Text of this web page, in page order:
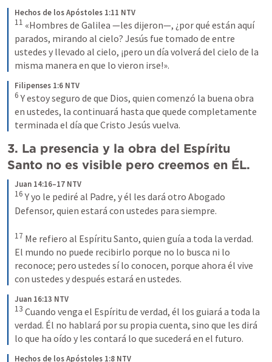
Hechos de los Apóstoles 1:11 NTV
11 «Hombres de Galilea —les dijeron—, ¿por qué están aquí
parados, mirando al cielo? Jesús fue tomado de entre
ustedes y llevado al cielo, ¡pero un día volverá del cielo de la
misma manera en que lo vieron irse!».
Filipenses 1:6 NTV
6 Y estoy seguro de que Dios, quien comenzó la buena obra
en ustedes, la continuará hasta que quede completamente
terminada el día que Cristo Jesús vuelva.
3. La presencia y la obra del Espíritu
Santo no es visible pero creemos en ÉL.
Juan 14:16–17 NTV
16 Y yo le pediré al Padre, y él les dará otro Abogado
Defensor, quien estará con ustedes para siempre.
17 Me refiero al Espíritu Santo, quien guía a toda la verdad.
El mundo no puede recibirlo porque no lo busca ni lo
reconoce; pero ustedes sí lo conocen, porque ahora él vive
con ustedes y después estará en ustedes.
Juan 16:13 NTV
13 Cuando venga el Espíritu de verdad, él los guiará a toda la
verdad. Él no hablará por su propia cuenta, sino que les dirá
lo que ha oído y les contará lo que sucederá en el futuro.
Hechos de los Apóstoles 1:8 NTV